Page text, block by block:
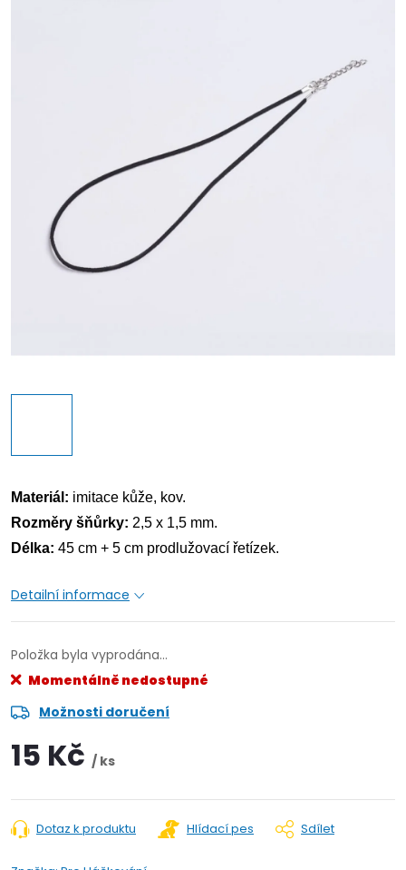
Materiál: imitace kůže, kov.
Rozměry šňůrky: 2,5 x 1,5 mm.
Délka: 45 cm + 5 cm prodlužovací řetízek.
Detailní informace
Položka byla vyprodána…
Momentálně nedostupné
Možnosti doručení
15 Kč / ks
Dotaz k produktu Hlídací pes Sdílet